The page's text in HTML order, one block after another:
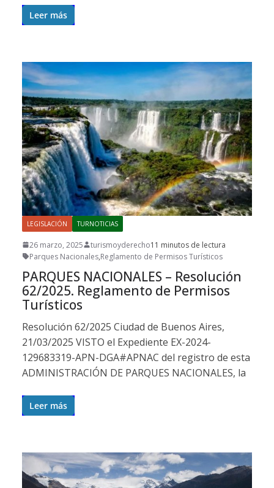
Leer más
LEGISLACIÓN TURNOTICIAS
26 marzo, 2025 turismoyderecho11 minutos de lectura
Parques Nacionales,Reglamento de Permisos Turísticos
PARQUES NACIONALES – Resolución
62/2025. Reglamento de Permisos
Turísticos
Resolución 62/2025 Ciudad de Buenos Aires,
21/03/2025 VISTO el Expediente EX-2024-
129683319-APN-DGA#APNAC del registro de esta
ADMINISTRACIÓN DE PARQUES NACIONALES, la
Leer más